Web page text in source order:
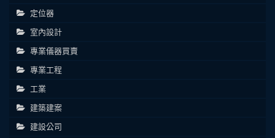
定位器
室內設計
專業儀器買賣
專業工程
工業
建築建案
建設公司